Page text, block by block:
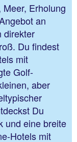
Erholung
an
direkter
Du findest
mit
Golf-
aber
Du
und eine breite
Hotels mit